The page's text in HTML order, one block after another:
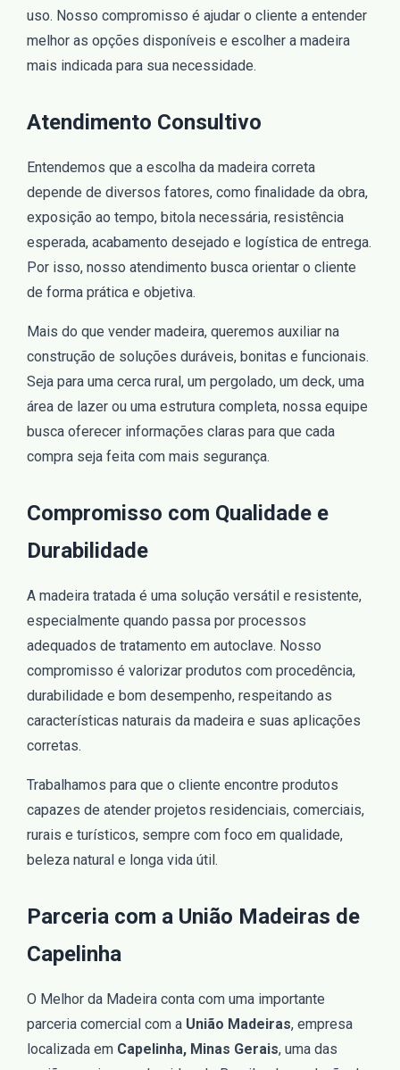
uso. Nosso compromisso é ajudar o cliente a entender
melhor as opções disponíveis e escolher a madeira
mais indicada para sua necessidade.
Atendimento Consultivo
Entendemos que a escolha da madeira correta
depende de diversos fatores, como finalidade da obra,
exposição ao tempo, bitola necessária, resistência
esperada, acabamento desejado e logística de entrega.
Por isso, nosso atendimento busca orientar o cliente
de forma prática e objetiva.
Mais do que vender madeira, queremos auxiliar na
construção de soluções duráveis, bonitas e funcionais.
Seja para uma cerca rural, um pergolado, um deck, uma
área de lazer ou uma estrutura completa, nossa equipe
busca oferecer informações claras para que cada
compra seja feita com mais segurança.
Compromisso com Qualidade e
Durabilidade
A madeira tratada é uma solução versátil e resistente,
especialmente quando passa por processos
adequados de tratamento em autoclave. Nosso
compromisso é valorizar produtos com procedência,
durabilidade e bom desempenho, respeitando as
características naturais da madeira e suas aplicações
corretas.
Trabalhamos para que o cliente encontre produtos
capazes de atender projetos residenciais, comerciais,
rurais e turísticos, sempre com foco em qualidade,
beleza natural e longa vida útil.
Parceria com a União Madeiras de
Capelinha
O Melhor da Madeira conta com uma importante
parceria comercial com a União Madeiras, empresa
localizada em Capelinha, Minas Gerais, uma das